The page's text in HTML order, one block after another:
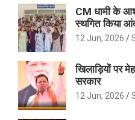
CM धामी के
स्थगित किया
12 Jun, 2026
खिलाड़ियों पर
सरकार
12 Jun, 2026